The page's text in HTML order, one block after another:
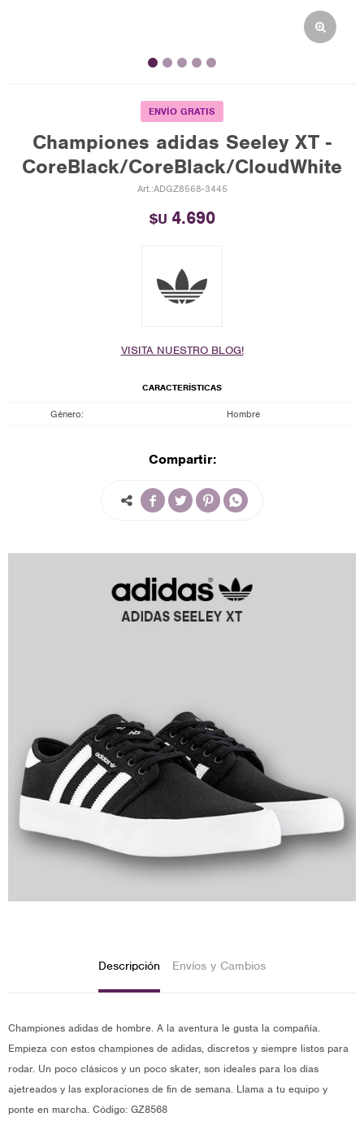
ENVÍO GRATIS
Championes adidas Seeley XT -
CoreBlack/CoreBlack/CloudWhite
ADGZ8568-3445
$U 4.690
VISITA NUESTRO BLOG!
CARACTERÍSTICAS
Género Hombre
Compartir:
   
Descripción Envíos y Cambios
Championes adidas de hombre. A la aventura le gusta la compañía.
Empieza con estos championes de adidas, discretos y siempre listos para
rodar. Un poco clásicos y un poco skater, son ideales para los días
ajetreados y las exploraciones de fin de semana. Llama a tu equipo y
ponte en marcha. Código: GZ8568